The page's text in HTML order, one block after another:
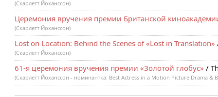
(Скарлетт Йоханссон)
Церемония вручения премии Британской
(Скарлетт Йоханссон)
Lost on Location: Behind the Scenes of «Lost in Translation»
(Скарлетт Йоханссон)
61-я церемония вручения премии «Золотой глобус» /
(Скарлетт Йоханссон - номинантка: Best Actress in a Motion Picture Drama